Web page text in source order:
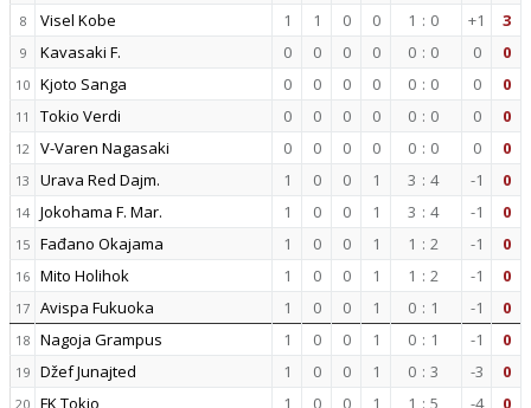
8 Visel Kobe 1 1 0 0 1 : 0 +1 3
9 Kavasaki F. 0 0 0 0 0 : 0 0 0
10 Kjoto Sanga 0 0 0 0 0 : 0 0 0
11 Tokio Verdi 0 0 0 0 0 : 0 0 0
12 V-Varen Nagasaki 0 0 0 0 0 : 0 0 0
13 Urava Red Dajm. 1 0 0 1 3 : 4 -1 0
14 Jokohama F. Mar. 1 0 0 1 3 : 4 -1 0
15 Fađano Okajama 1 0 0 1 1 : 2 -1 0
16 Mito Holihok 1 0 0 1 1 : 2 -1 0
17 Avispa Fukuoka 1 0 0 1 0 : 1 -1 0
18 Nagoja Grampus 1 0 0 1 0 : 1 -1 0
19 Džef Junajted 1 0 0 1 0 : 3 -3 0
20 FK Tokio 1 0 0 1 1 : 5 -4 0